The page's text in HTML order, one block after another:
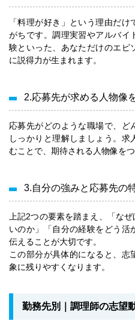
「料理が好き」という理由だ
がちです。調理実習やアルバイ
験といった、あなただけのエピ
に説得力が生まれます。
2.応募先が求める人物像
応募先がどのような職場で、ど
しっかりと理解しましょう。
むことで、期待される人物像を
3.自分の強みと応募先の
上記2つの要素を踏まえ、「な
いのか」「自分の経験をどう活
伝えることが大切です。
この部分が具体的になると、志
象に残りやすくなります。
勤務先別｜調理師の志望